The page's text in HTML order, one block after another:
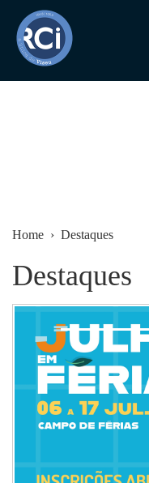
Home › Destaques
Destaques